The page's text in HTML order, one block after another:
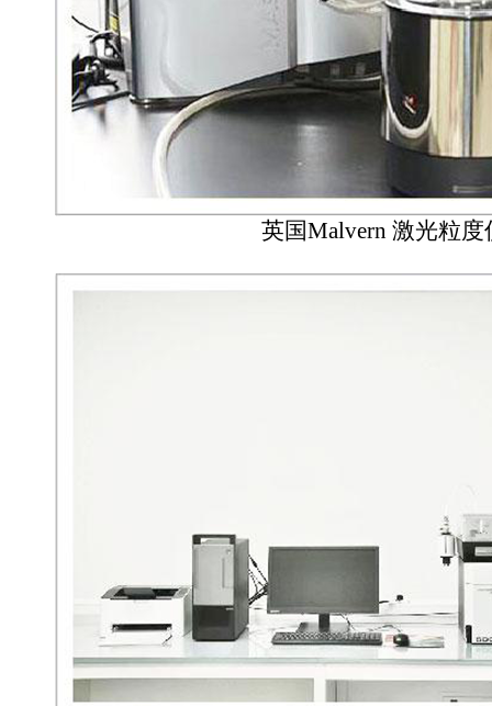
英国Malvern 激光粒度